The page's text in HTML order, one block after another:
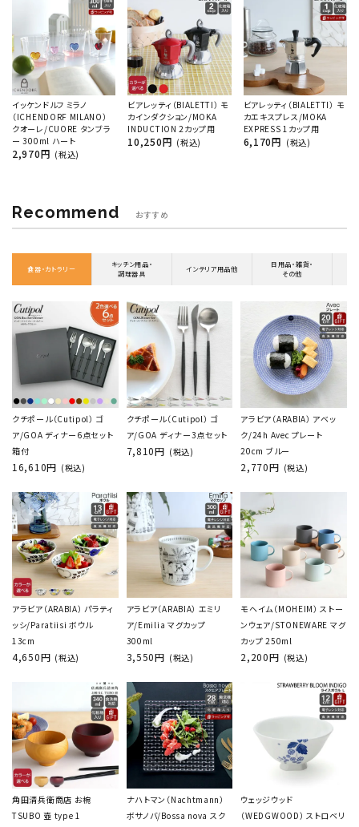
イッケンドルフ ミラノ
（ICHENDORF MILANO）
クオーレ/CUORE タンブラ
ー 300ml ハート
2,970円 (税込)
ビアレッティ（BIALETTI） モ
カインダクション/MOKA
INDUCTION 2カップ用
10,250円 (税込)
ビアレッティ（BIALETTI） モ
カエキスプレス/MOKA
EXPRESS 1カップ用
6,170円 (税込)
Recommend おすすめ
食器・カトラリー
キッチン用品・
調理器具
インテリア用品他
日用品・雑貨・
その他
クチポール（Cutipol） ゴ
ア/GOA ディナー6点セット
箱付
16,610円 (税込)
クチポール（Cutipol） ゴ
ア/GOA ディナー3点セット
7,810円 (税込)
アラビア（ARABIA） アベッ
ク/24h Avec プレート
20cm ブルー
2,770円 (税込)
アラビア（ARABIA） パラティ
ッシ/Paratiisi ボウル
13cm
4,650円 (税込)
アラビア（ARABIA） エミリ
ア/Emilia マグカップ
300ml
3,550円 (税込)
モヘイム（MOHEIM） ストー
ンウェア/STONEWARE マグ
カップ 250ml
2,200円 (税込)
角田清兵衛商店 お椀
TSUBO 壺 type 1
ナハトマン（Nachtmann）
ボサノバ/Bossa nova スク
ウェッジウッド
（WEDGWOOD） ストロベリ